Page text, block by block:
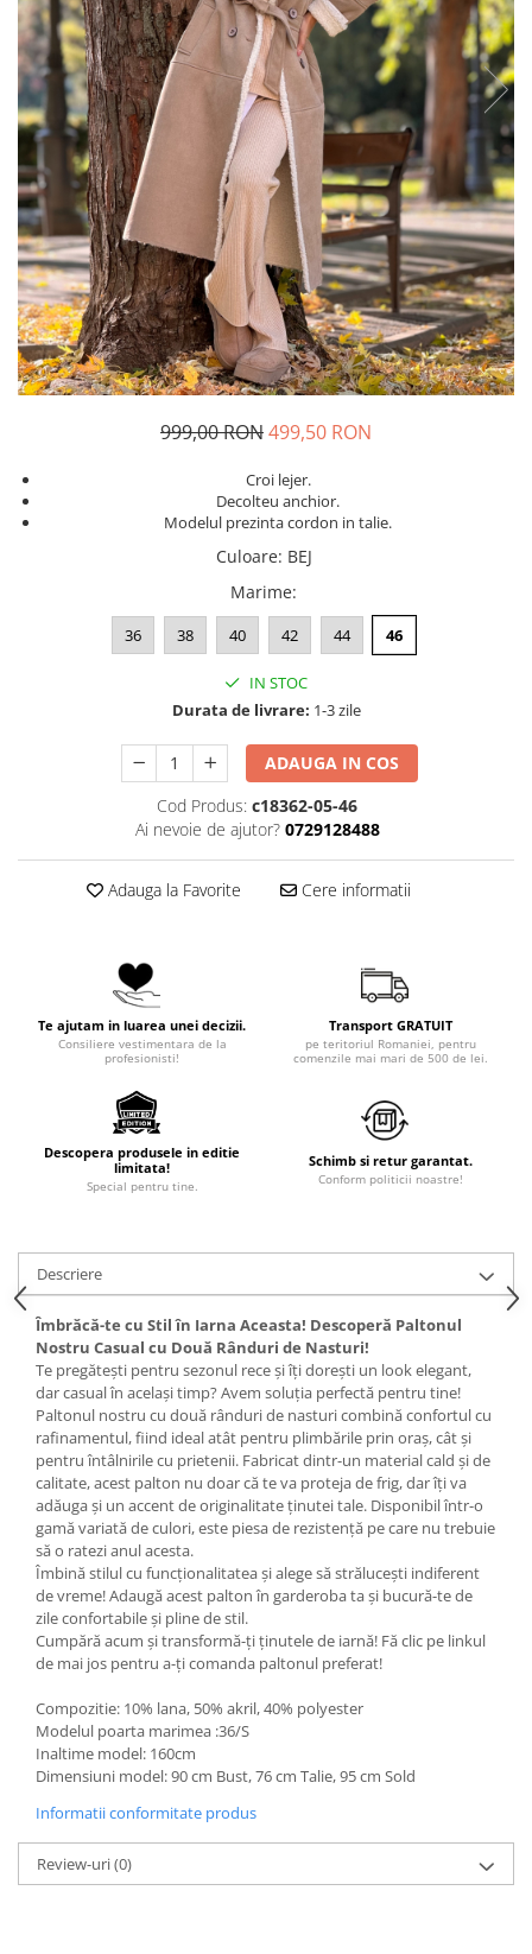
Costume de baie
999,00 RON499,50 RON
Croi lejer.
Decolteu anchior.
Modelul prezinta cordon in talie.
Culoare: BEJ
Marime:
36 38 40 42 44 46
IN STOC
Durata de livrare: 1-3 zile
ADAUGA IN COS
Cod Produs: c18362-05-46
Ai nevoie de ajutor? 0729128488
Adauga la Favorite Cere informatii
Te ajutam in luarea unei decizii.
Consiliere vestimentara de la
profesionisti!
Transport GRATUIT
pe teritoriul Romaniei, pentru
comenzile mai mari de 500 de lei.
Descopera produsele in editie
limitata!
Special pentru tine.
Schimb si retur garantat.
Conform politicii noastre!
Descriere
Îmbrăcă-te cu Stil în Iarna Aceasta! Descoperă Paltonul
Nostru Casual cu Două Rânduri de Nasturi!
Te pregătești pentru sezonul rece și îți dorești un look elegant,
dar casual în același timp? Avem soluția perfectă pentru tine!
Paltonul nostru cu două rânduri de nasturi combină confortul cu
rafinamentul, fiind ideal atât pentru plimbările prin oraș, cât și
pentru întâlnirile cu prietenii. Fabricat dintr-un material cald și de
calitate, acest palton nu doar că te va proteja de frig, dar îți va
adăuga și un accent de originalitate ținutei tale. Disponibil într-o
gamă variată de culori, este piesa de rezistență pe care nu trebuie
să o ratezi anul acesta.
Îmbină stilul cu funcționalitatea și alege să strălucești indiferent
de vreme! Adaugă acest palton în garderoba ta și bucură-te de
zile confortabile și pline de stil.
Cumpără acum și transformă-ți ținutele de iarnă! Fă clic pe linkul
de mai jos pentru a-ți comanda paltonul preferat!
Compozitie: 10% lana, 50% akril, 40% polyester
Modelul poarta marimea :36/S
Inaltime model: 160cm
Dimensiuni model: 90 cm Bust, 76 cm Talie, 95 cm Sold
Informatii conformitate produs
Review-uri(0)